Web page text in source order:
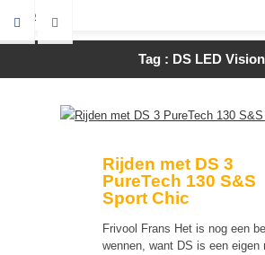
Tag : DS LED Vision
Rijden met DS 3
PureTech 130 S&S
Sport Chic
Frivool Frans Het is nog een
wennen, want DS is een eigen